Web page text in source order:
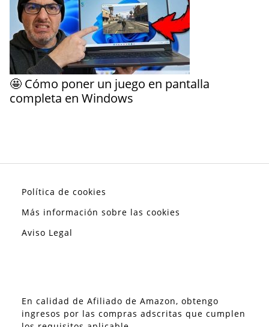
🤩 Cómo poner un juego en pantalla
completa en Windows
Política de cookies
Más información sobre las cookies
Aviso Legal
En calidad de Afiliado de Amazon, obtengo
ingresos por las compras adscritas que cumplen